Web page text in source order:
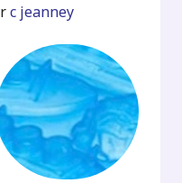
c jeanney